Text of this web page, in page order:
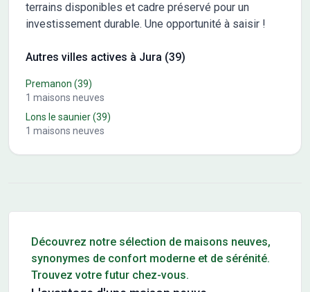
terrains disponibles et cadre préservé pour un
investissement durable. Une opportunité à saisir !
Autres villes actives à Jura (39)
Premanon (39)
1 maisons neuves
Lons le saunier(39)
1 maisons neuves
Découvrez notre sélection de maisons neuves,
synonymes de confort moderne et de sérénité.
Trouvez votre futur chez-vous.